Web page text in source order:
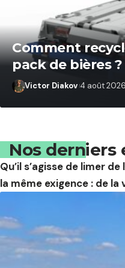
Comment
pack de bières ?
Victor Diakov 4 août 2026
Nos derniers
Qu’il s’agisse de limer
la même exigence : de